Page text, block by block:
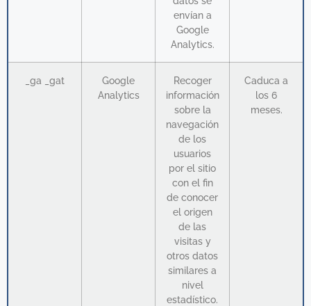
envían a
Google
Analytics.
_ga _gat
Google
Analytics
Recoger
información
sobre la
navegación
de los
usuarios
por el sitio
con el fin
de conocer
el origen
de las
visitas y
otros datos
similares a
nivel
estadístico.
Caduca a
los 6
meses.